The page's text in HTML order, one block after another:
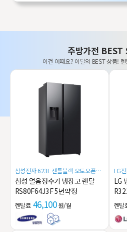
주방가전 BEST
이건 어때요? 이달의 BEST 상품!
삼성전자 623L 젠틀블랙 오토오픈도
어 양문형 냉장고
삼성 얼음정수기 냉장고 렌탈
RS80F64J3F 5년약정
렌탈료 46,100원/월
LG
용고
LG
렌탈